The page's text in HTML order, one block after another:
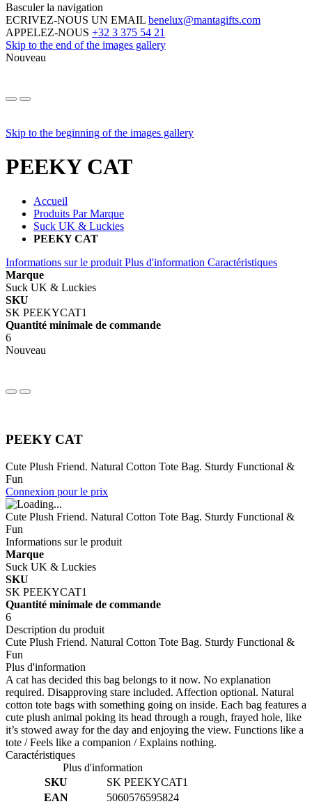
Basculer la navigation
ECRIVEZ-NOUS UN EMAIL benelux@mantagifts.com
APPELEZ-NOUS +32 3 375 54 21
Skip to the end of the images gallery
Nouveau
Skip to the beginning of the images gallery
PEEKY CAT
Accueil
Produits Par Marque
Suck UK & Luckies
PEEKY CAT
Informations sur le produit Plus d'information Caractéristiques
Marque
Suck UK & Luckies
SKU
SK PEEKYCAT1
Quantité minimale de commande
6
Nouveau
PEEKY CAT
Cute Plush Friend. Natural Cotton Tote Bag. Sturdy Functional &
Fun
Connexion pour le prix
Cute Plush Friend. Natural Cotton Tote Bag. Sturdy Functional &
Fun
Informations sur le produit
Marque
Suck UK & Luckies
SKU
SK PEEKYCAT1
Quantité minimale de commande
6
Description du produit
Cute Plush Friend. Natural Cotton Tote Bag. Sturdy Functional &
Fun
Plus d'information
A cat has decided this bag belongs to it now. No explanation
required. Disapproving stare included. Affection optional. Natural
cotton tote bags with something going on inside. Each bag features a
cute plush animal poking its head through a rough, frayed hole, like
it’s stowed away for the day and enjoying the view. Functions like a
tote / Feels like a companion / Explains nothing.
Caractéristiques
Plus d'information
SKU
SK PEEKYCAT1
EAN
5060576595824